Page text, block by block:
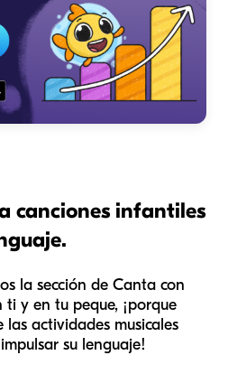
canciones infantiles
la sección de Canta con
y en tu peque, ¡porque
las actividades musicales
su lenguaje!